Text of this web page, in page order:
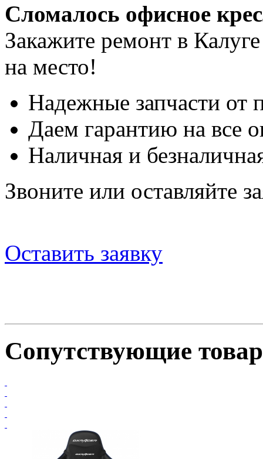
Сломалось офисное
Закажите ремонт в
на место!
Надежные запчасти от
Даем гарантию на все
Наличная и
Звоните или оставляйте
Оставить заявку
Сопутствующие